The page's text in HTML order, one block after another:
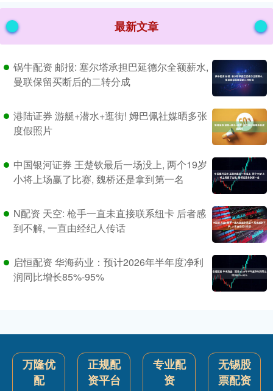
最新文章
锅牛配资 邮报: 塞尔塔承担巴延德尔全额薪水,
曼联保留买断后的二转分成
港陆证券 游艇+潜水+逛街! 姆巴佩社媒晒多张
度假照片
中国银河证券 王楚钦最后一场没上, 两个19岁
小将上场赢了比赛, 魏桥还是拿到第一名
N配资 天空: 枪手一直未直接联系纽卡 后者感
到不解, 一直由经纪人传话
启恒配资 华海药业：预计2026年半年度净利
润同比增长85%-95%
万隆优
配
正规配
资平台
专业配
资
无锡股
票配资